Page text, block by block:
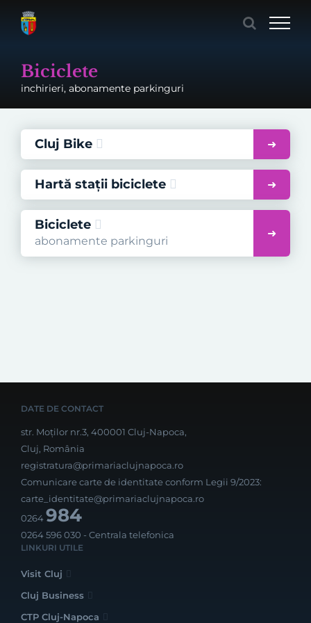
Biciclete
inchirieri, abonamente parkinguri
Cluj Bike
Hartă stații biciclete
Biciclete
abonamente parkinguri
DATE DE CONTACT
str. Moților nr.3, 400001 Cluj-Napoca,
Cluj, România
registratura@primariaclujnapoca.ro
Comunicare carte de identitate conform Legii 9/2023:
carte_identitate@primariaclujnapoca.ro
0264984
0264 596 030 - Centrala telefonica
LINKURI UTILE
Visit Cluj
Cluj Business
CTP Cluj-Napoca